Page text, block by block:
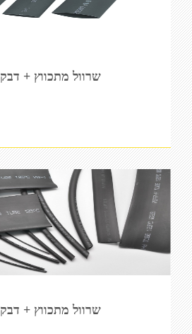
שרוול מתכווץ + דבק 40-12
שרוול מתכווץ + דבק 50-16